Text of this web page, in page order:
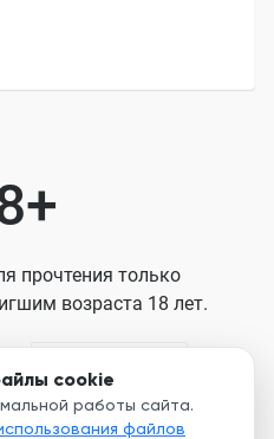
cookie
работы сайта.
файлов
прочтения только
возраста 18 лет.